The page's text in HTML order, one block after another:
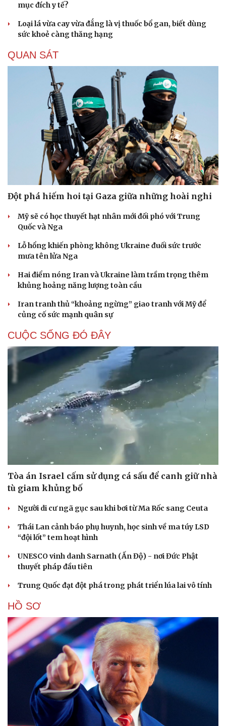
Cải chính
mục đích y tế?
Loại lá vừa cay vừa đắng là vị thuốc bổ gan, biết dùng
sức khoẻ càng thăng hạng
QUAN SÁT
Đột phá hiếm hoi tại Gaza giữa những hoài nghi
Mỹ sẽ có học thuyết hạt nhân mới đối phó với Trung
Quốc và Nga
Lỗ hổng khiến phòng không Ukraine đuối sức trước
mưa tên lửa Nga
Hai điểm nóng Iran và Ukraine làm trầm trọng thêm
khủng hoảng năng lượng toàn cầu
Iran tranh thủ “khoảng ngừng” giao tranh với Mỹ để
củng cố sức mạnh quân sự
CUỘC SỐNG ĐÓ ĐÂY
Tòa án Israel cấm sử dụng cá sấu để canh giữ nhà
tù giam khủng bố
Người di cư ngã gục sau khi bơi từ Ma Rốc sang Ceuta
Thái Lan cảnh báo phụ huynh, học sinh về ma túy LSD
“đội lốt” tem hoạt hình
UNESCO vinh danh Sarnath (Ấn Độ) - nơi Đức Phật
thuyết pháp đầu tiên
Trung Quốc đạt đột phá trong phát triển lúa lai vô tính
HỒ SƠ